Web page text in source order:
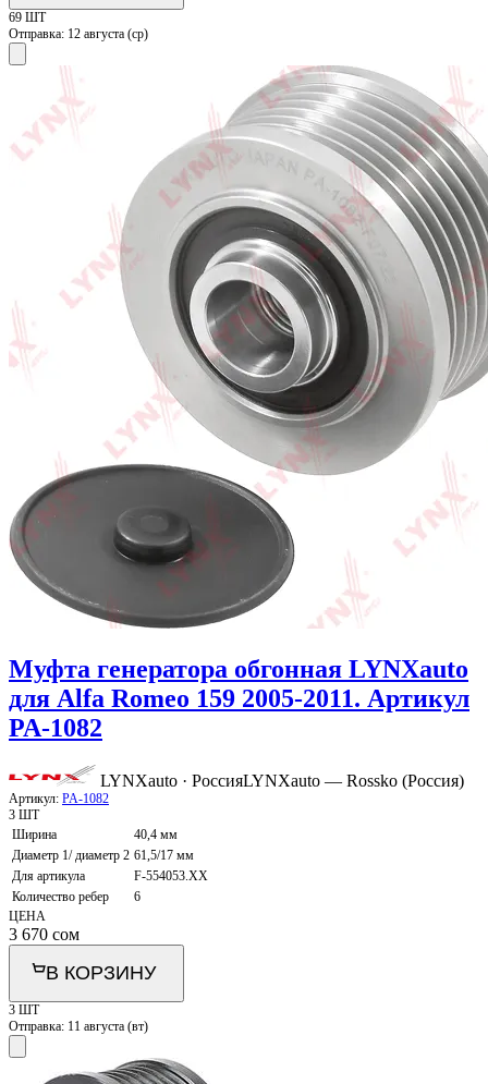
69 ШТ
Отправка: 12 августа (ср)
Муфта генератора обгонная LYNXauto
для Alfa Romeo 159 2005-2011. Артикул
PA-1082
LYNXauto · РоссияLYNXauto — Rossko (Россия)
Артикул: PA-1082
3 ШТ
Ширина
40,4 мм
Диаметр 1/ диаметр 2 61,5/17 мм
Для артикула
F-554053.XX
Количество ребер
6
ЦЕНА
3 670 сом
В КОРЗИНУ
3 ШТ
Отправка: 11 августа (вт)